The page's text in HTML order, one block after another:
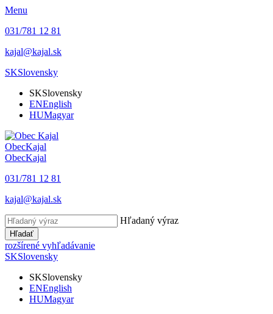
Menu
031/781 12 81
kajal@kajal.sk
SKSlovensky
SKSlovensky
ENEnglish
HUMagyar
ObecKajal
ObecKajal
031/781 12 81
kajal@kajal.sk
Hľadaný výraz
Hľadať
rozšírené vyhľadávanie
SKSlovensky
SKSlovensky
ENEnglish
HUMagyar